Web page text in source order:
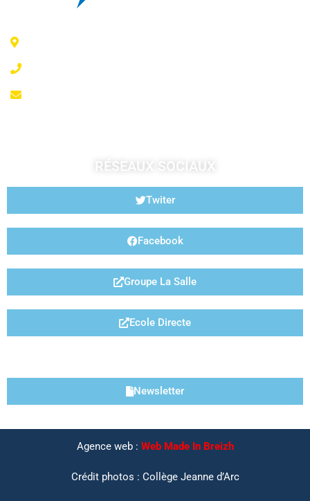
RÉSEAUX SOCIAUX
Twiter
Facebook
Groupe La Salle
Ecole Directe
Newsletter
Agence web : Web Made In Breizh
Crédit photos : Collège Jeanne d’Arc